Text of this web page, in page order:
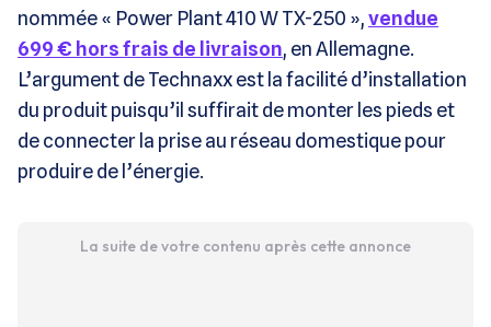
nommée « Power Plant 410 W TX-250 »,vendue
699 € hors frais de livraison, en Allemagne.
L’argument de Technaxx est la facilité d’installation
du produit puisqu’il suffirait de monter les pieds et
de connecter la prise au réseau domestique pour
produire de l’énergie.
La suite de votre contenu après cette annonce